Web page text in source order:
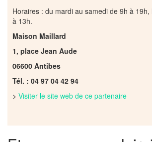
Horaires : du mardi au samedi de 9h à
à 13h.
Maison Maillard
1, place Jean Aude
06600 Antibes
Tél. : 04 97 04 42 94
> Visiter le site web de ce partenaire